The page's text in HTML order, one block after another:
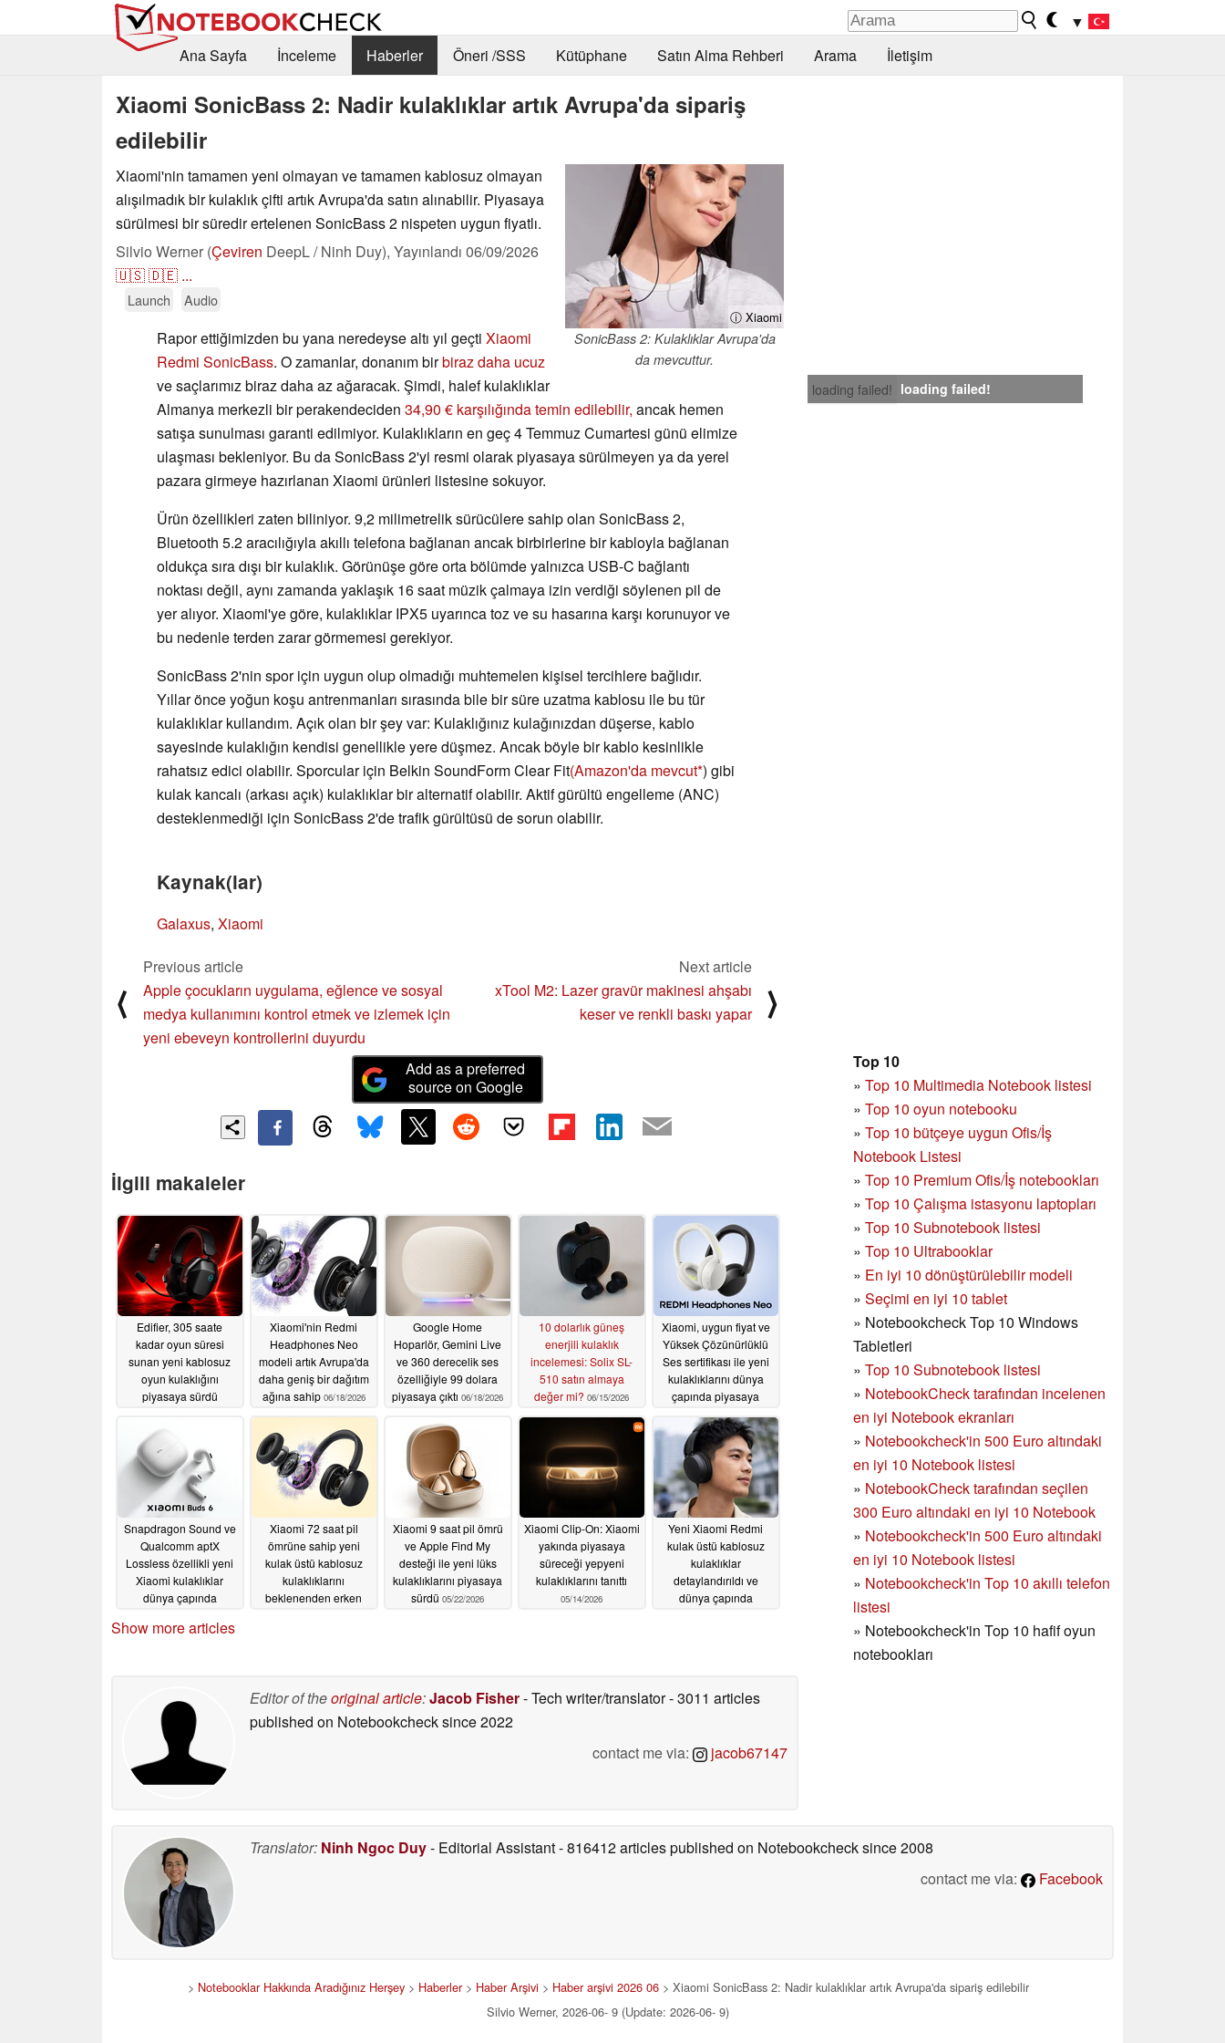
▼
Ana Sayfa
İnceleme Haberler Öneri /SSS Kütüphane Satın Alma Rehberi Arama İletişim
Xiaomi SonicBass 2: Nadir kulaklıklar artık Avrupa'da sipariş
edilebilir
ⓘ Xiaomi
SonicBass 2: Kulaklıklar Avrupa'da
da mevcuttur.
Xiaomi'nin tamamen yeni olmayan ve tamamen kablosuz olmayan
alışılmadık bir kulaklık çifti artık Avrupa'da satın alınabilir. Piyasaya
sürülmesi bir süredir ertelenen SonicBass 2 nispeten uygun fiyatlı.
Silvio Werner (Çeviren DeepL / Ninh Duy), Yayınlandı 06/09/2026
🇺🇸🇩🇪 ...
Launch Audio
loading failed! loading failed!
Rapor ettiğimizden bu yana neredeyse altı yıl geçti Xiaomi
Redmi SonicBass. O zamanlar, donanım birbiraz daha ucuz
ve saçlarımız biraz daha az ağaracak. Şimdi, halef kulaklıklar
Almanya merkezli bir perakendeciden 34,90 € karşılığında temin edilebilir, ancak hemen
satışa sunulması garanti edilmiyor. Kulaklıkların en geç 4 Temmuz Cumartesi günü elimize
ulaşması bekleniyor. Bu da SonicBass 2'yi resmi olarak piyasaya sürülmeyen ya da yerel
pazara girmeye hazırlanan Xiaomi ürünleri listesine sokuyor.
Ürün özellikleri zaten biliniyor. 9,2 milimetrelik sürücülere sahip olan SonicBass 2,
Bluetooth 5.2 aracılığıyla akıllı telefona bağlanan ancak birbirlerine bir kabloyla bağlanan
oldukça sıra dışı bir kulaklık. Görünüşe göre orta bölümde yalnızca USB-C bağlantı
noktası değil, aynı zamanda yaklaşık 16 saat müzik çalmaya izin verdiği söylenen pil de
yer alıyor. Xiaomi'ye göre, kulaklıklar IPX5 uyarınca toz ve su hasarına karşı korunuyor ve
bu nedenle terden zarar görmemesi gerekiyor.
SonicBass 2'nin spor için uygun olup olmadığı muhtemelen kişisel tercihlere bağlıdır.
Yıllar önce yoğun koşu antrenmanları sırasında bile bir süre uzatma kablosu ile bu tür
kulaklıklar kullandım. Açık olan bir şey var: Kulaklığınız kulağınızdan düşerse, kablo
sayesinde kulaklığın kendisi genellikle yere düşmez. Ancak böyle bir kablo kesinlikle
rahatsız edici olabilir. Sporcular için Belkin SoundForm Clear Fit(Amazon'da mevcut ) gibi
kulak kancalı (arkası açık) kulaklıklar bir alternatif olabilir. Aktif gürültü engelleme (ANC)
desteklenmediği için SonicBass 2'de trafik gürültüsü de sorun olabilir.
Kaynak(lar)
Galaxus, Xiaomi
⟨
Previous article
Apple çocukların uygulama, eğlence ve sosyal
medya kullanımını kontrol etmek ve izlemek için
yeni ebeveyn kontrollerini duyurdu
Next article
xTool M2: Lazer gravür makinesi ahşabı
keser ve renkli baskı yapar
⟩
Top 10
» Top 10 Multimedia Notebook listesi
» Top 10 oyun notebooku
» Top 10 bütçeye uygun Ofis/İş
Notebook Listesi
» Top 10 Premium Ofis/İş notebookları
» Top 10 Çalışma istasyonu laptopları
» Top 10 Subnotebook listesi
» Top 10 Ultrabooklar
» En iyi 10 dönüştürülebilir modeli
» Seçimi en iyi 10 tablet
» Notebookcheck Top 10 Windows
Tabletleri
» Top 10 Subnotebook listesi
» NotebookCheck tarafından incelenen
en iyi Notebook ekranları
» Notebookcheck'in 500 Euro altındaki
en iyi 10 Notebook listesi
» NotebookCheck tarafından seçilen
300 Euro altındaki en iyi 10 Notebook
» Notebookcheck'in 500 Euro altındaki
en iyi 10 Notebook listesi
» Notebookcheck'in Top 10 akıllı telefon
listesi
» Notebookcheck'in Top 10 hafif oyun
notebookları
Add as a preferred
source on Google
İlgili makaleler
Edifier, 305 saate
kadar oyun süresi
sunan yeni kablosuz
oyun kulaklığını
piyasaya sürdü
Xiaomi'nin Redmi
Headphones Neo
modeli artık Avrupa'da
daha geniş bir dağıtım
ağına sahip 06/18/2026
Google Home
Hoparlör, Gemini Live
ve 360 derecelik ses
özelliğiyle 99 dolara
piyasaya çıktı 06/18/2026
10 dolarlık güneş
enerjili kulaklık
incelemesi: Solix SL-
510 satın almaya
değer mi? 06/15/2026
Xiaomi, uygun fiyat ve
Yüksek Çözünürlüklü
Ses sertifikası ile yeni
kulaklıklarını dünya
çapında piyasaya
05/29/2026
Snapdragon Sound ve
Qualcomm aptX
Lossless özellikli yeni
Xiaomi kulaklıklar
dünya çapında
05/27/2026
Xiaomi 72 saat pil
ömrüne sahip yeni
kulak üstü kablosuz
kulaklıklarını
beklenenden erken
Xiaomi 9 saat pil ömrü
ve Apple Find My
desteği ile yeni lüks
kulaklıklarını piyasaya
sürdü 05/22/2026
Xiaomi Clip-On: Xiaomi
yakında piyasaya
süreceği yepyeni
kulaklıklarını tanıttı
05/14/2026
Yeni Xiaomi Redmi
kulak üstü kablosuz
kulaklıklar
detaylandırıldı ve
dünya çapında
Show more articles
Editor of theoriginal article:Jacob Fisher- Tech writer/translator- 3011 articles
published on Notebookchecksince 2022
contact me via:
jacob67147
Translator: Ninh Ngoc Duy- Editorial Assistant- 816412 articles published on Notebookchecksince 2008
contact me via:
Facebook
> Notebooklar Hakkında Aradığınız Herşey> Haberler> Haber Arşivi > Haber arşivi 2026 06> Xiaomi SonicBass 2: Nadir kulaklıklar artık Avrupa'da sipariş edilebilir
Silvio Werner, 2026-06- 9 (Update: 2026-06- 9)